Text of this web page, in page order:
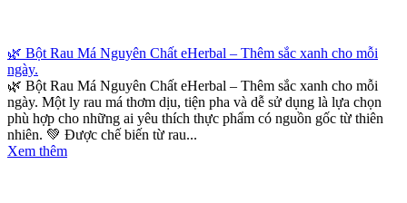
🌿 Bột Rau Má Nguyên Chất eHerbal – Thêm sắc xanh cho mỗi
ngày.
🌿 Bột Rau Má Nguyên Chất eHerbal – Thêm sắc xanh cho mỗi
ngày. Một ly rau má thơm dịu, tiện pha và dễ sử dụng là lựa chọn
phù hợp cho những ai yêu thích thực phẩm có nguồn gốc từ thiên
nhiên. 💚 Được chế biến từ rau...
Xem thêm